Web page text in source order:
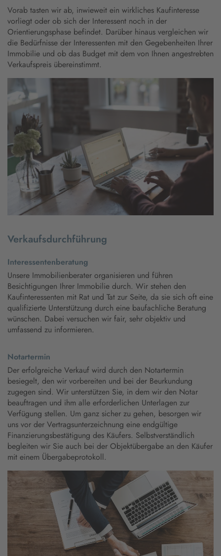
Vorab tasten wir ab, inwieweit ein wirkliches Kaufinteresse
vorliegt oder ob sich der Interessent noch in der
Orientierungsphase befindet. Darüber hinaus vergleichen wir
die Bedürfnisse der Interessenten mit den Gegebenheiten Ihrer
Immobilie und ob das Budget mit dem von Ihnen angestrebten
Verkaufspreis übereinstimmt.
Verkaufsdurchführung
Interessentenberatung
Unsere Immobilienberater organisieren und führen
Besichtigungen Ihrer Immobilie durch. Wir stehen den
Kaufinteressenten mit Rat und Tat zur Seite, da sie sich oft eine
qualifizierte Unterstützung durch eine baufachliche Beratung
wünschen. Dabei versuchen wir fair, sehr objektiv und
umfassend zu informieren.
Notartermin
Der erfolgreiche Verkauf wird durch den Notartermin
besiegelt, den wir vorbereiten und bei der Beurkundung
zugegen sind. Wir unterstützen Sie, in dem wir den Notar
beauftragen und ihm alle erforderlichen Unterlagen zur
Verfügung stellen. Um ganz sicher zu gehen, besorgen wir
uns vor der Vertragsunterzeichnung eine endgültige
Finanzierungsbestätigung des Käufers. Selbstverständlich
begleiten wir Sie auch bei der Objektübergabe an den Käufer
mit einem Übergabeprotokoll.